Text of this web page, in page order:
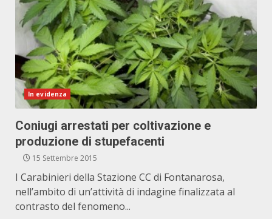
In evidenza
Coniugi arrestati per coltivazione e
produzione di stupefacenti
15 Settembre 2015
I Carabinieri della Stazione CC di Fontanarosa,
nell’ambito di un’attività di indagine finalizzata al
contrasto del fenomeno...